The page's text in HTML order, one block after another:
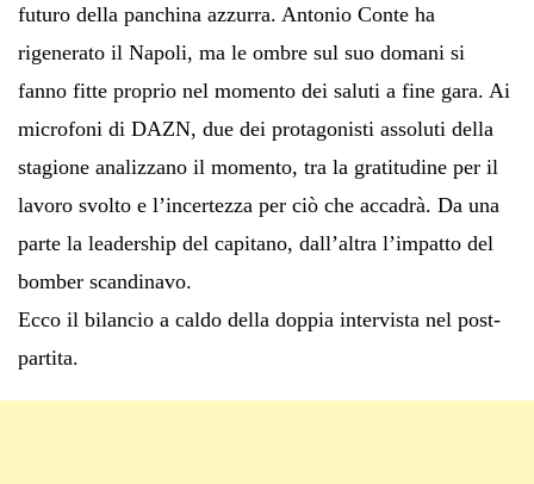
futuro della panchina azzurra. Antonio Conte ha
rigenerato il Napoli, ma le ombre sul suo domani si
fanno fitte proprio nel momento dei saluti a fine gara. Ai
microfoni di DAZN, due dei protagonisti assoluti della
stagione analizzano il momento, tra la gratitudine per il
lavoro svolto e l’incertezza per ciò che accadrà. Da una
parte la leadership del capitano, dall’altra l’impatto del
bomber scandinavo.
Ecco il bilancio a caldo della doppia intervista nel post-
partita.